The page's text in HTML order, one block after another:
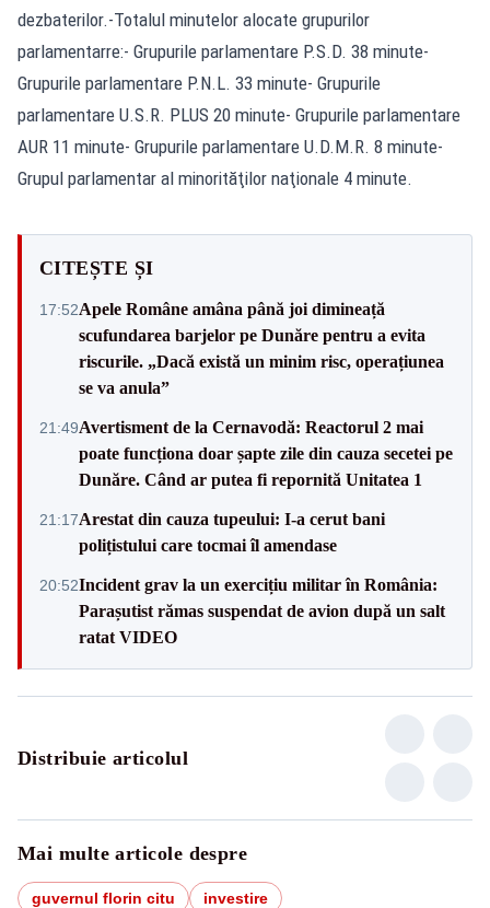
dezbaterilor.-Totalul minutelor alocate grupurilor
parlamentarre:- Grupurile parlamentare P.S.D. 38 minute-
Grupurile parlamentare P.N.L. 33 minute- Grupurile
parlamentare U.S.R. PLUS 20 minute- Grupurile parlamentare
AUR 11 minute- Grupurile parlamentare U.D.M.R. 8 minute-
Grupul parlamentar al minorităţilor naţionale 4 minute.
CITEȘTE ȘI
17:52Apele Române amâna până joi dimineață
scufundarea barjelor pe Dunăre pentru a evita
riscurile. „Dacă există un minim risc, operațiunea
se va anula”
21:49Avertisment de la Cernavodă: Reactorul 2 mai
poate funcționa doar șapte zile din cauza secetei pe
Dunăre. Când ar putea fi repornită Unitatea 1
21:17Arestat din cauza tupeului: I-a cerut bani
polițistului care tocmai îl amendase
20:52Incident grav la un exercițiu militar în România:
Parașutist rămas suspendat de avion după un salt
ratat VIDEO
Distribuie articolul
Mai multe articole despre
guvernul florin citu investire